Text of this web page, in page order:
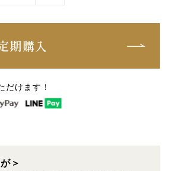
期購入
だけます！
＞